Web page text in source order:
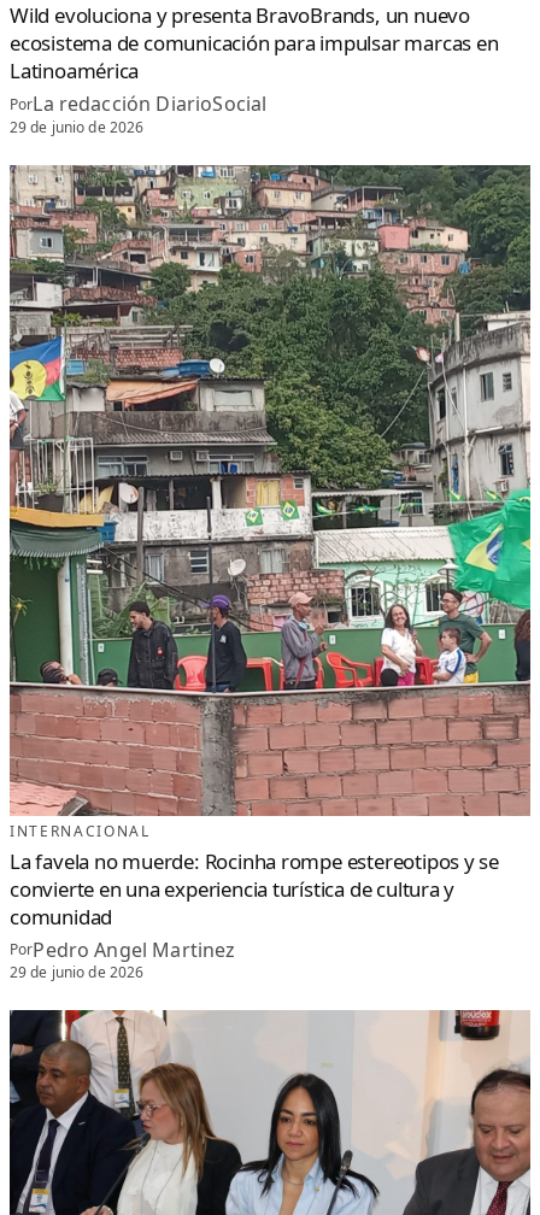
Wild evoluciona y presenta BravoBrands, un nuevo
ecosistema de comunicación para impulsar marcas en
Latinoamérica
PorLa redacción DiarioSocial
29 de junio de 2026
INTERNACIONAL
La favela no muerde: Rocinha rompe estereotipos y se
convierte en una experiencia turística de cultura y
comunidad
PorPedro Angel Martinez
29 de junio de 2026